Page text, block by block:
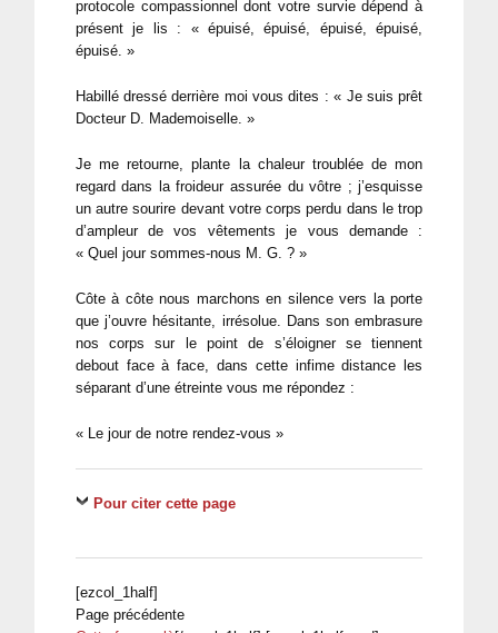
protocole compassionnel dont votre survie dépend à
présent je lis : « épuisé, épuisé, épuisé, épuisé,
épuisé. »
Habillé dressé derrière moi vous dites : « Je suis prêt
Docteur D. Mademoiselle. »
Je me retourne, plante la chaleur troublée de mon
regard dans la froideur assurée du vôtre ; j’esquisse
un autre sourire devant votre corps perdu dans le trop
d’ampleur de vos vêtements je vous demande :
« Quel jour sommes-nous M. G. ? »
Côte à côte nous marchons en silence vers la porte
que j’ouvre hésitante, irrésolue. Dans son embrasure
nos corps sur le point de s’éloigner se tiennent
debout face à face, dans cette infime distance les
séparant d’une étreinte vous me répondez :
« Le jour de notre rendez-vous »
Pour citer cette page
[ezcol_1half]
Page précédente